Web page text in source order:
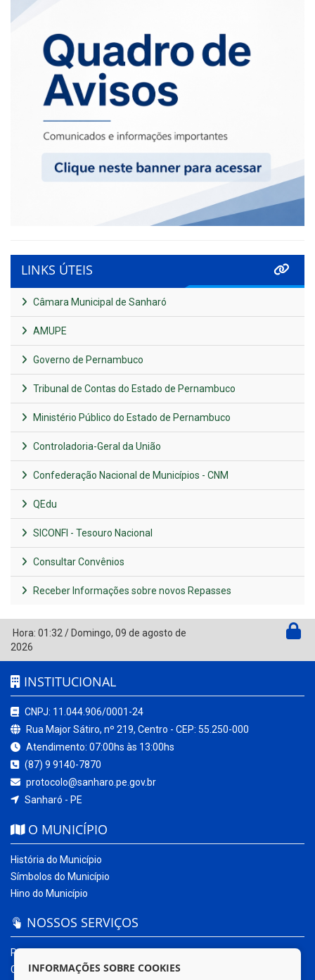
LINKS ÚTEIS
Câmara Municipal de Sanharó
AMUPE
Governo de Pernambuco
Tribunal de Contas do Estado de Pernambuco
Ministério Público do Estado de Pernambuco
Controladoria-Geral da União
Confederação Nacional de Municípios - CNM
QEdu
SICONFI - Tesouro Nacional
Consultar Convênios
Receber Informações sobre novos Repasses
Hora: 01:32/ Domingo, 09 de agosto de
2026
INSTITUCIONAL
CNPJ: 11.044.906/0001-24
Rua Major Sátiro, nº 219, Centro - CEP: 55.250-000
Atendimento: 07:00hs às 13:00hs
(87) 9 9140-7870
protocolo@sanharo.pe.gov.br
Sanharó - PE
O MUNICÍPIO
História do Município
Símbolos do Município
Hino do Município
NOSSOS SERVIÇOS
Portal da Transparência
Carta de Serviços ao Usuário
INFORMAÇÕES SOBRE COOKIES